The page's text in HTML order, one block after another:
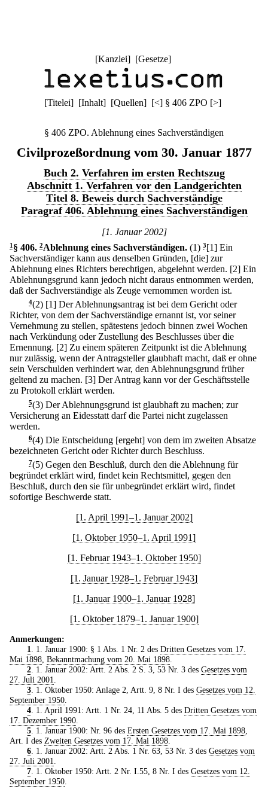
[Kanzlei] [Gesetze]
[Titelei] [Inhalt] [Quellen] [<] § 406 ZPO [>]
§ 406 ZPO. Ablehnung eines Sachverständigen
Civilprozeßordnung vom 30. Januar 1877
Buch 2. Verfahren im ersten Rechtszug
Abschnitt 1. Verfahren vor den Landgerichten
Titel 8. Beweis durch Sachverständige
Paragraf 406. Ablehnung eines Sachverständigen
[1. Januar 2002]
1 § 406. 2Ablehnung eines Sachverständigen. (1) 3[1] Ein
Sachverständiger kann aus denselben Gründen, [die] zur
Ablehnung eines Richters berechtigen, abgelehnt werden. [2] Ein
Ablehnungsgrund kann jedoch nicht daraus entnommen werden,
daß der Sachverständige als Zeuge vernommen worden ist.
4(2) [1] Der Ablehnungsantrag ist bei dem Gericht oder
Richter, von dem der Sachverständige ernannt ist, vor seiner
Vernehmung zu stellen, spätestens jedoch binnen zwei Wochen
nach Verkündung oder Zustellung des Beschlusses über die
Ernennung. [2] Zu einem späteren Zeitpunkt ist die Ablehnung
nur zulässig, wenn der Antragsteller glaubhaft macht, daß er ohne
sein Verschulden verhindert war, den Ablehnungsgrund früher
geltend zu machen. [3] Der Antrag kann vor der Geschäftsstelle
zu Protokoll erklärt werden.
5(3) Der Ablehnungsgrund ist glaubhaft zu machen; zur
Versicherung an Eidesstatt darf die Partei nicht zugelassen
werden.
6(4) Die Entscheidung [ergeht] von dem im zweiten Absatze
bezeichneten Gericht oder Richter durch Beschluss.
7(5) Gegen den Beschluß, durch den die Ablehnung für
begründet erklärt wird, findet kein Rechtsmittel, gegen den
Beschluß, durch den sie für unbegründet erklärt wird, findet
sofortige Beschwerde statt.
[1. April 1991–1. Januar 2002]
[1. Oktober 1950–1. April 1991]
[1. Februar 1943–1. Oktober 1950]
[1. Januar 1928–1. Februar 1943]
[1. Januar 1900–1. Januar 1928]
[1. Oktober 1879–1. Januar 1900]
Anmerkungen:
1
. 1. Januar 1900: § 1 Abs. 1 Nr. 2 des Dritten Gesetzes vom 17.
Mai 1898 Bekanntmachung vom 20. Mai 1898
2. 1. Januar 2002: Artt. 2 Abs. 2 S. 3, 53 Nr. 3 des Gesetzes vom
27. Juli 2001
3. 1. Oktober 1950: Anlage 2, Artt. 9, 8 Nr. I des Gesetzes vom 12.
September 1950
4. 1. April 1991: Artt. 1 Nr. 24, 11 Abs. 5 des Dritten Gesetzes vom
17. Dezember 1990
5. 1. Januar 1900: Nr. 96 des Ersten Gesetzes vom 17. Mai 1898,
Art. I des Zweiten Gesetzes vom 17. Mai 1898
6. 1. Januar 2002: Artt. 2 Abs. 1 Nr. 63, 53 Nr. 3 des Gesetzes vom
27. Juli 2001
7. 1. Oktober 1950: Artt. 2 Nr. I.55, 8 Nr. I des Gesetzes vom 12.
September 1950